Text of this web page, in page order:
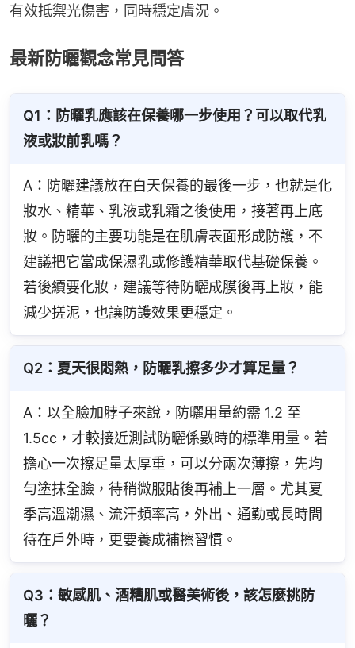
有效抵禦光傷害，同時穩定膚況。
最新防曬觀念常見問答
Q1：防曬乳應該在保養哪一步使用？可以取代乳
液或妝前乳嗎？
A：防曬建議放在白天保養的最後一步，也就是化
妝水、精華、乳液或乳霜之後使用，接著再上底
妝。防曬的主要功能是在肌膚表面形成防護，不
建議把它當成保濕乳或修護精華取代基礎保養。
若後續要化妝，建議等待防曬成膜後再上妝，能
減少搓泥，也讓防護效果更穩定。
Q2：夏天很悶熱，防曬乳擦多少才算足量？
A：以全臉加脖子來說，防曬用量約需 1.2 至
1.5cc，才較接近測試防曬係數時的標準用量。若
擔心一次擦足量太厚重，可以分兩次薄擦，先均
勻塗抹全臉，待稍微服貼後再補上一層。尤其夏
季高溫潮濕、流汗頻率高，外出、通勤或長時間
待在戶外時，更要養成補擦習慣。
Q3：敏感肌、酒糟肌或醫美術後，該怎麼挑防
曬？